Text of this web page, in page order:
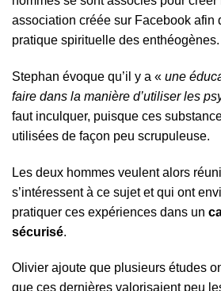
association créée sur Facebook afin
pratique spirituelle des enthéogènes.
Stephan évoque qu’il y a « une
faire dans la manière d’utiliser les
faut inculquer, puisque ces
utilisées de façon peu scrupuleuse.
Les deux hommes veulent alors
s’intéressent à ce sujet et qui ont
pratiquer ces expériences dans un
sécurisé.
Olivier ajoute que plusieurs études
que ces dernières valorisaient peu